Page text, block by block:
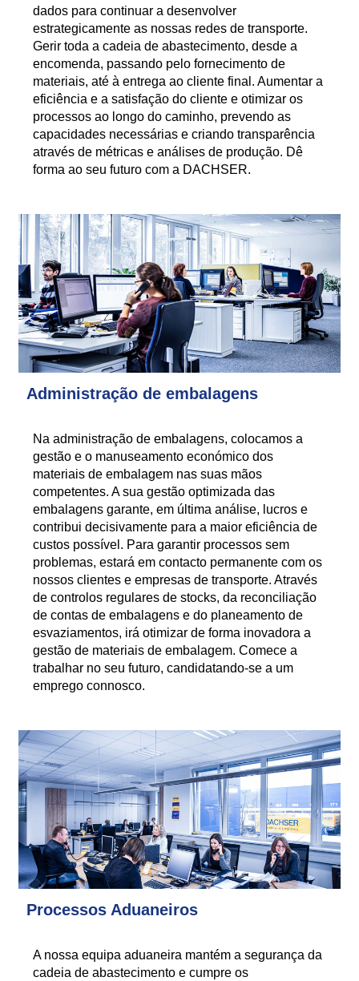
dados para continuar a desenvolver
estrategicamente as nossas redes de transporte.
Gerir toda a cadeia de abastecimento, desde a
encomenda, passando pelo fornecimento de
materiais, até à entrega ao cliente final. Aumentar a
eficiência e a satisfação do cliente e otimizar os
processos ao longo do caminho, prevendo as
capacidades necessárias e criando transparência
através de métricas e análises de produção. Dê
forma ao seu futuro com a DACHSER.
Administração de embalagens
Na administração de embalagens, colocamos a
gestão e o manuseamento económico dos
materiais de embalagem nas suas mãos
competentes. A sua gestão optimizada das
embalagens garante, em última análise, lucros e
contribui decisivamente para a maior eficiência de
custos possível. Para garantir processos sem
problemas, estará em contacto permanente com os
nossos clientes e empresas de transporte. Através
de controlos regulares de stocks, da reconciliação
de contas de embalagens e do planeamento de
esvaziamentos, irá otimizar de forma inovadora a
gestão de materiais de embalagem. Comece a
trabalhar no seu futuro, candidatando-se a um
emprego connosco.
Processos Aduaneiros
A nossa equipa aduaneira mantém a segurança da
cadeia de abastecimento e cumpre os